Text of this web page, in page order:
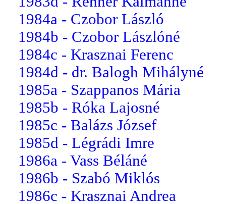
1984a - Czobor László
1984b - Czobor Lászlóné
1984c - Krasznai Ferenc
1984d - dr. Balogh Mihályné
1985a - Szappanos Mária
1985b - Róka Lajosné
1985c - Balázs József
1985d - Légrádi Imre
1986a - Vass Béláné
1986b - Szabó Miklós
1986c - Krasznai Andrea